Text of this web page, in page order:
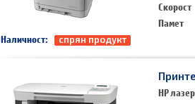
Наличност: спрян продукт
Скорост
Памет
HP